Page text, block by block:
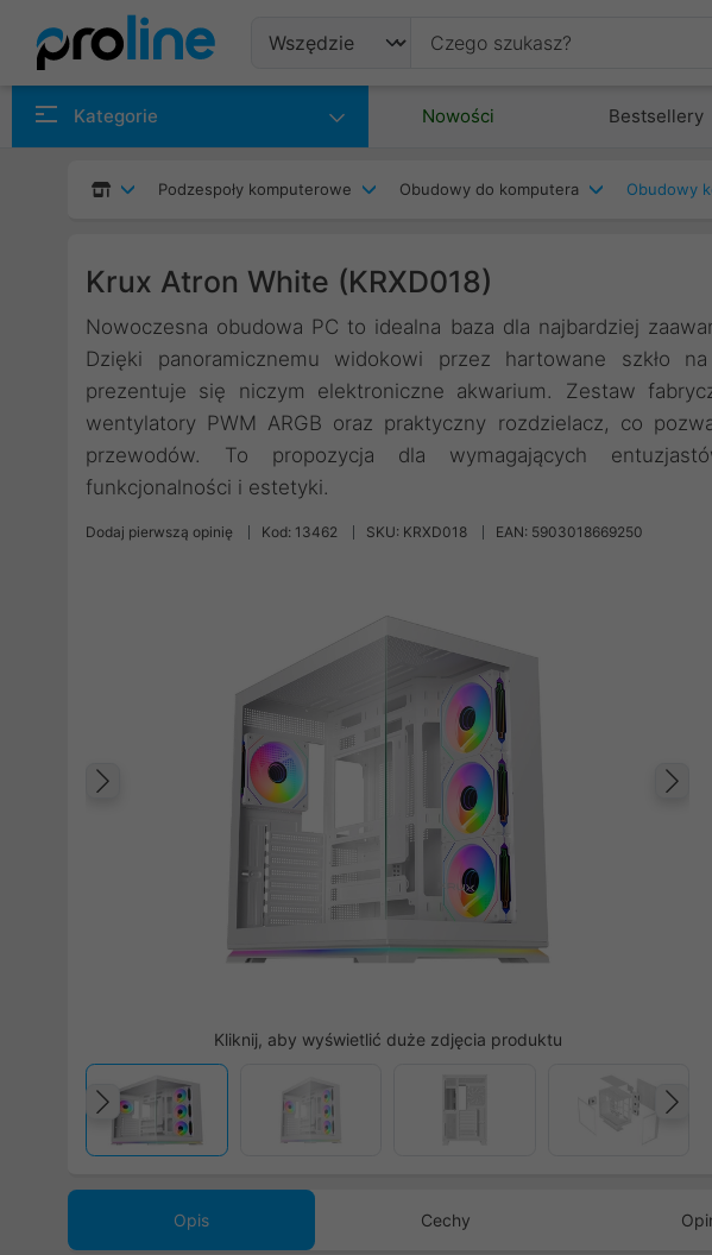
Kategorie Nowości Bestsellery
Podzespoły komputerowe Obudowy do komputera Obudowy
Krux Atron White (KRXD018)
Nowoczesna obudowa PC to idealna baza dla najbardziej
Dzięki panoramicznemu widokowi przez hartowane szkło
prezentuje się niczym elektroniczne akwarium. Zestaw
wentylatory PWM ARGB oraz praktyczny rozdzielacz, co
przewodów. To propozycja dla wymagających
funkcjonalności i estetyki.
Dodaj pierwszą opinię Kod: 13462 SKU: KRXD018 EAN: 5903018669250
Poprzedni
Kliknij, aby wyświetlić duże zdjęcia produktu
Poprzedni
Opis Cechy